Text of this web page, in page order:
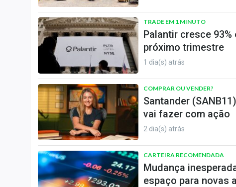
TRADE EM 1 MINUTO
Palantir cresce
próximo trimestre
1 dia(s) atrás
COMPRAR OU VENDER?
Santander
vai fazer com ação
2 dia(s) atrás
CARTEIRA RECOMENDADA
Mudança
espaço para novas